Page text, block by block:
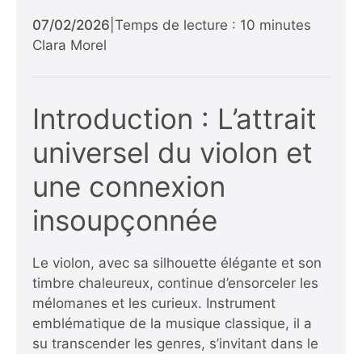
07/02/2026 Temps de lecture : 10 minutes
Clara Morel
Introduction : L’attrait
universel du violon et
une connexion
insoupçonnée
Le violon, avec sa silhouette élégante et son
timbre chaleureux, continue d’ensorceler les
mélomanes et les curieux. Instrument
emblématique de la musique classique, il a
su transcender les genres, s’invitant dans le